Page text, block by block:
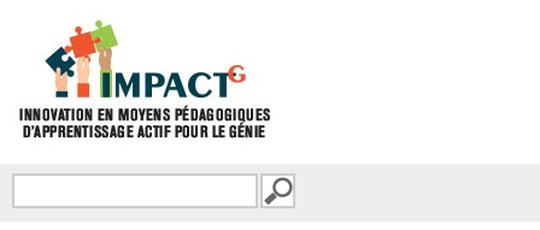
FORMULAIRE DE